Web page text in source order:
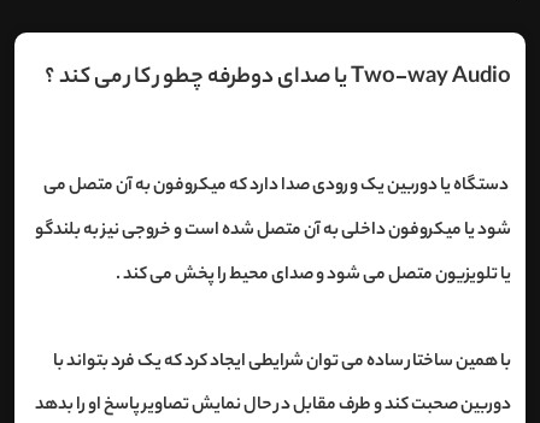
Two-way Audio یا صدای دوطرفه چطور کار می کند ؟
دستگاه یا دوربین یک ورودی صدا دارد که میکروفون به آن متصل می
شود یا میکروفون داخلی به آن متصل شده است و خروجی نیز به بلندگو
یا تلویزیون متصل می شود و صدای محیط را پخش می کند .
با همین ساختار ساده می توان شرایطی ایجاد کرد که یک فرد بتواند با
دوربین صحبت کند و طرف مقابل در حال نمایش تصاویر پاسخ او را بدهد